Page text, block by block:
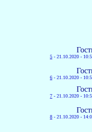
5 - 21.10.2020 -
6 - 21.10.2020 -
7 - 21.10.2020 -
8 - 21.10.2020 -